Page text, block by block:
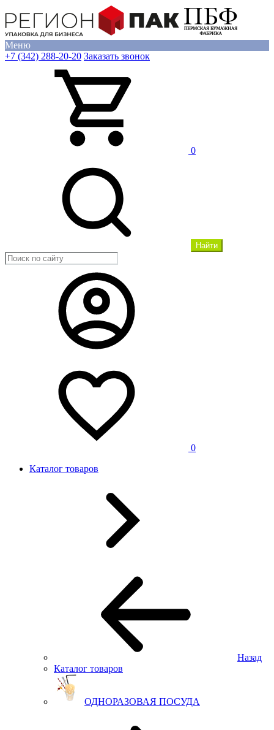
Меню
+7 (342) 288-20-20 Заказать звонок
0
Найти
0
Каталог товаров
Назад
Каталог товаров
ОДНОРАЗОВАЯ ПОСУДА